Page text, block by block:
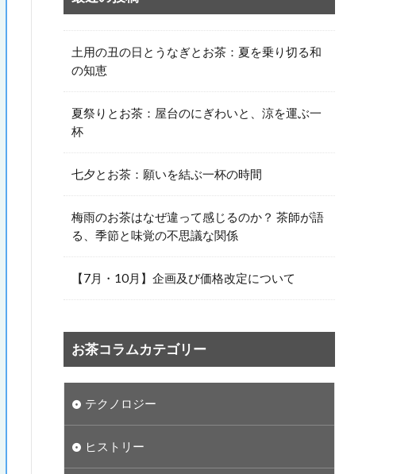
土用の丑の日とうなぎとお茶：夏を乗り切る和
の知恵
夏祭りとお茶：屋台のにぎわいと、涼を運ぶ一
杯
七夕とお茶：願いを結ぶ一杯の時間
梅雨のお茶はなぜ違って感じるのか？ 茶師が語
る、季節と味覚の不思議な関係
【7月・10月】企画及び価格改定について
お茶コラムカテゴリー
テクノロジー
ヒストリー